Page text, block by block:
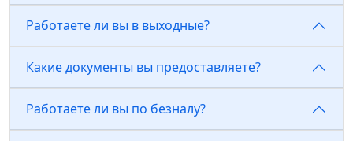
Работаете ли вы в выходные?
Какие документы вы предоставляете?
Работаете ли вы по безналу?